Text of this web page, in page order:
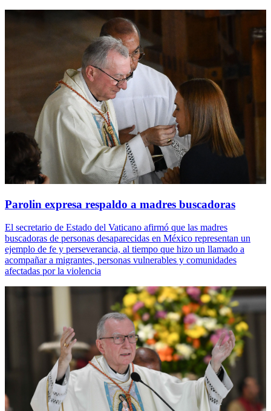
Parolin expresa respaldo a madres buscadoras
El secretario de Estado del Vaticano afirmó que las madres
buscadoras de personas desaparecidas en México representan un
ejemplo de fe y perseverancia, al tiempo que hizo un llamado a
acompañar a migrantes, personas vulnerables y comunidades
afectadas por la violencia